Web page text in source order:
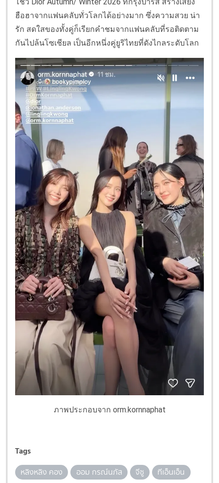
ฮือฮาจากแฟนคลับทั่วโลกได้อย่างมาก ซึ่งความสวย น่า
รัก สดใสของทั้งคู่ก็เรียกคำชมจากแฟนคลับที่รอติดตาม
กันไปล้นโซเชียล เป็นอีกหนึ่งคู่ยูริไทยที่ดังไกลระดับโลก
ภาพประกอบจาก orm.kornnaphat
Tags
หลิงหลิง คอง ออม กรณ์นภัส จีซู ทีเอ็นเอ็น